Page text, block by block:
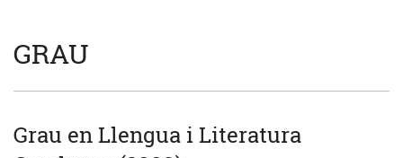
GRAU
Grau en Llengua i Literatura